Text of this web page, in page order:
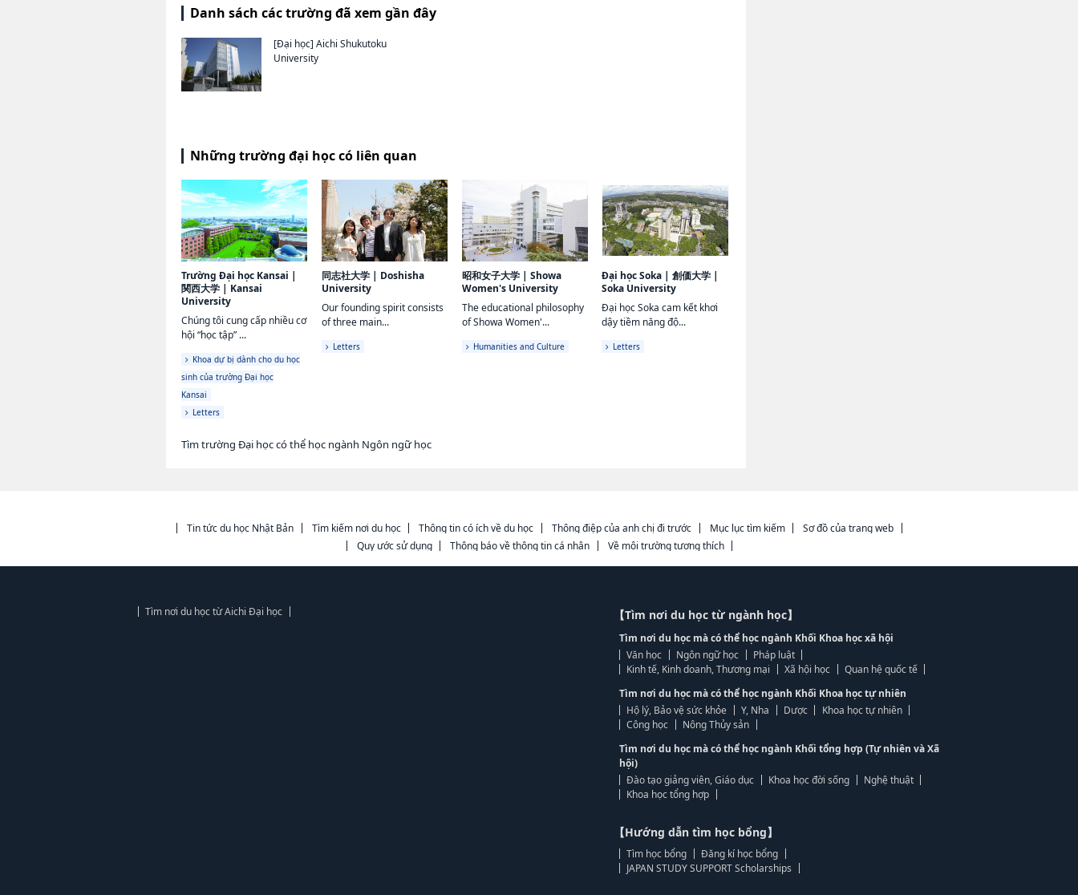
Danh sách các trường đã xem gần đây
[Đại học] Aichi Shukutoku
University
Những trường đại học có liên quan
Trường Đại học Kansai |
関西大学 | Kansai
University
Chúng tôi cung cấp nhiều cơ
hội “học tập” ...
Khoa dự bị dành cho du học
sinh của trường Đại học
Kansai
Letters
同志社大学| Doshisha
University
Our founding spirit consists
of three main...
Letters
昭和女子大学| Showa
Women's University
The educational philosophy
of Showa Women'...
Humanities and Culture
Đại học Soka |創価大学 |
Soka University
Đại học Soka cam kết khơi
dậy tiềm năng độ...
Letters
Tìm trường Đại học có thể học ngành Ngôn ngữ học
Tin tức du học Nhật Bản Tìm kiếm nơi du học Thông tin có ích về du học Thông điệp của anh chị đi trước Mục lục tìm kiếm
Sơ đồ của trang web
Quy ước sử dụng
Thông báo về thông tin cá nhân Về môi trường tương thích
Tìm nơi du học từ Aichi Đại học 【Tìm nơi du học từ ngành học】
Tìm nơi du học mà có thể học ngành Khối Khoa học xã hội
Văn học
Ngôn ngữ học
Pháp luật
Kinh tế, Kinh doanh, Thương mại
Xã hội học
Quan hệ quốc tế
Tìm nơi du học mà có thể học ngành Khối Khoa học tự nhiên
Hộ lý, Bảo vệ sức khỏe
Y, Nha Dược
Khoa học tự nhiên
Công học
Nông Thủy sản
Tìm nơi du học mà có thể học ngành Khối tổng hợp (Tự nhiên và Xã
hội)
Đào tạo giảng viên, Giáo dục
Khoa học đời sống
Nghệ thuật
Khoa học tổng hợp
【Hướng dẫn tìm học bổng】
Tìm học bổng
Đăng kí học bổng
JAPAN STUDY SUPPORT Scholarships